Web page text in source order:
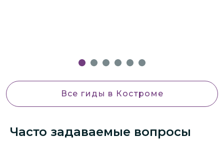
Все гиды в Костроме
Часто задаваемые вопросы